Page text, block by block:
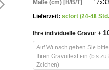
Maße (cm) [H/B/T]
Lieferzeit: sofort (24-48
Ihre individuelle Gravur +